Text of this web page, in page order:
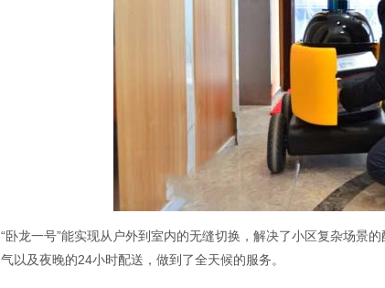
“卧龙一号”能实现从户外到室内的无缝切换，解决了小区复杂场景
气以及夜晚的24小时配送，做到了全天候的服务。